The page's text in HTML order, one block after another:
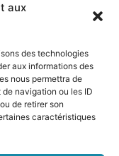
aux
des technologies
aux informations des
nous permettra de
navigation ou les ID
de retirer son
caractéristiques